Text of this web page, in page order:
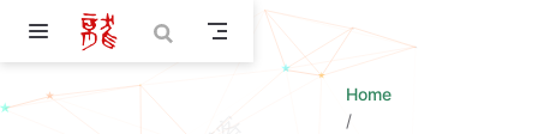
Skip to main content
Home